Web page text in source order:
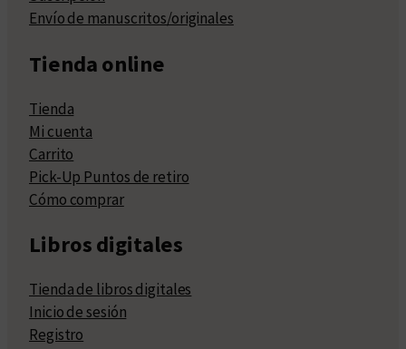
Envío de manuscritos/originales
Tienda online
Tienda
Mi cuenta
Carrito
Pick-Up Puntos de retiro
Cómo comprar
Libros digitales
Tienda de libros digitales
Inicio de sesión
Registro